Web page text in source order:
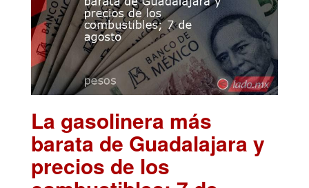
La gasolinera más
barata de Guadalajara y
precios de los